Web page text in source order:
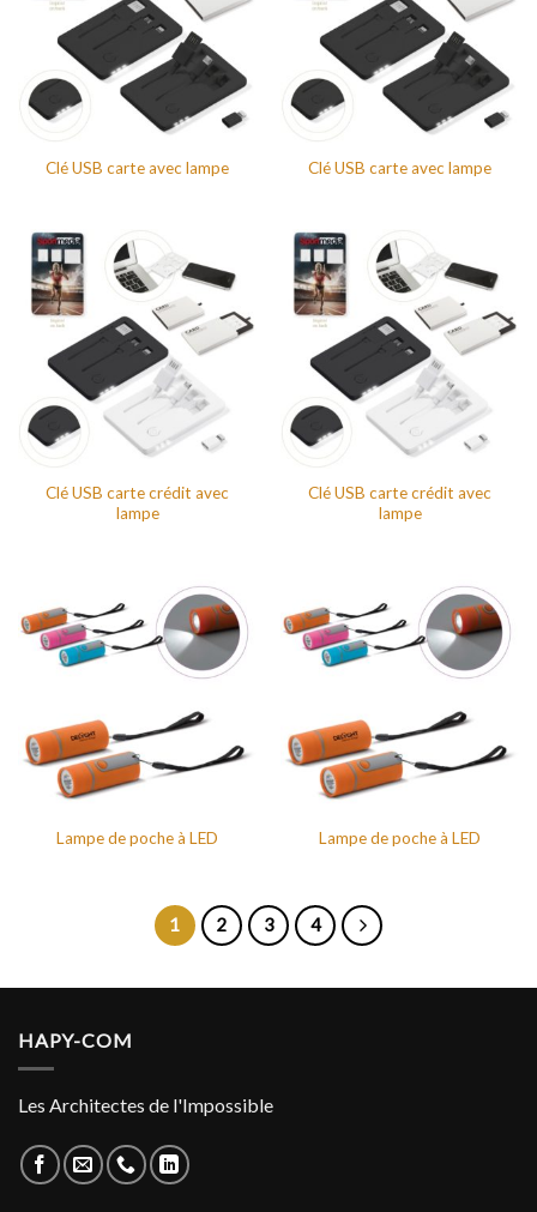
Clé USB carte avec lampe Clé USB carte avec lampe
Clé USB carte crédit avec
lampe
Clé USB carte crédit avec
lampe
Lampe de poche à LED Lampe de poche à LED
1 2 3 4
HAPY-COM
Les Architectes de l'Impossible